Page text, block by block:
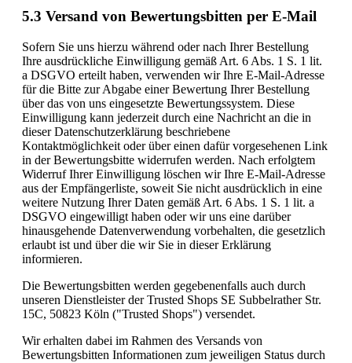
5.3 Versand von Bewertungsbitten per E-Mail
Sofern Sie uns hierzu während oder nach Ihrer Bestellung
Ihre ausdrückliche Einwilligung gemäß Art. 6 Abs. 1 S. 1 lit.
a DSGVO erteilt haben, verwenden wir Ihre E-Mail-Adresse
für die Bitte zur Abgabe einer Bewertung Ihrer Bestellung
über das von uns eingesetzte Bewertungssystem. Diese
Einwilligung kann jederzeit durch eine Nachricht an die in
dieser Datenschutzerklärung beschriebene
Kontaktmöglichkeit oder über einen dafür vorgesehenen Link
in der Bewertungsbitte widerrufen werden. Nach erfolgtem
Widerruf Ihrer Einwilligung löschen wir Ihre E-Mail-Adresse
aus der Empfängerliste, soweit Sie nicht ausdrücklich in eine
weitere Nutzung Ihrer Daten gemäß Art. 6 Abs. 1 S. 1 lit. a
DSGVO eingewilligt haben oder wir uns eine darüber
hinausgehende Datenverwendung vorbehalten, die gesetzlich
erlaubt ist und über die wir Sie in dieser Erklärung
informieren.
Die Bewertungsbitten werden gegebenenfalls auch durch
unseren Dienstleister der Trusted Shops SE Subbelrather Str.
15C, 50823 Köln ("Trusted Shops") versendet.
Wir erhalten dabei im Rahmen des Versands von
Bewertungsbitten Informationen zum jeweiligen Status durch